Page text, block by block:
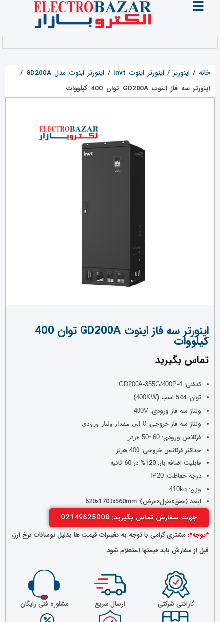
خانه / اینورتر / اینورتر اینوت invt / اینورتر اینوت مدل GD200A
/
اینورتر سه فاز اینوت GD200A توان 400 کیلووات
اینورتر سه فاز اینوت GD200A توان 400
کیلووات
تماس بگیرید
کدفنی:
توان: 544 اسب ( 400KW
)
ولتاژ سه فاز ورودی: 400V
ولتاژ سه فاز خروجی:
فرکانس ورودی: 60~50 هرتز
حداکثر فرکانس خروجی: 400 هرتز
قابلیت اضافه بار: 120% در 60 ثانیه
درجه حفاظت: IP20
وزن:
ابعاد (عمقxطولxعرض): 620x1700x560mm
جهت سفارش تماس بگیرید: 02149625000
*توجه*: مشتری گرامی با توجه به تغییرات قیمت ها بدلیل نوسانات نرخ ارز،
قبل از سفارش باید قیمتها استعلام شود.
گارانتی شرکتی ارسال سریع مشاوره فنی رایگان